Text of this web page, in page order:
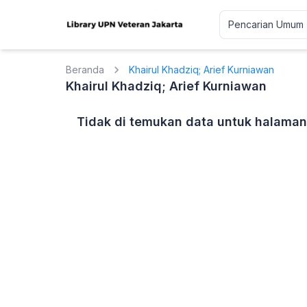
Beranda Khairul Khadziq; Arief Kurniawan
Khairul Khadziq; Arief Kurniawan
Tidak di temukan data untuk